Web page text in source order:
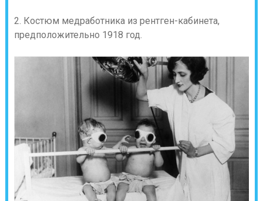
2. Костюм медработника из рентген-кабинета,
предположительно 1918 год.